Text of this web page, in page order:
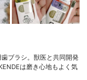
ブラシ。獣医と共同開発
は磨き心地もよく気